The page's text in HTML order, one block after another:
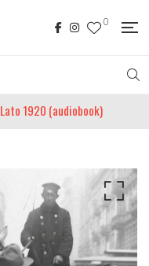
0
Lato 1920 (audiobook)